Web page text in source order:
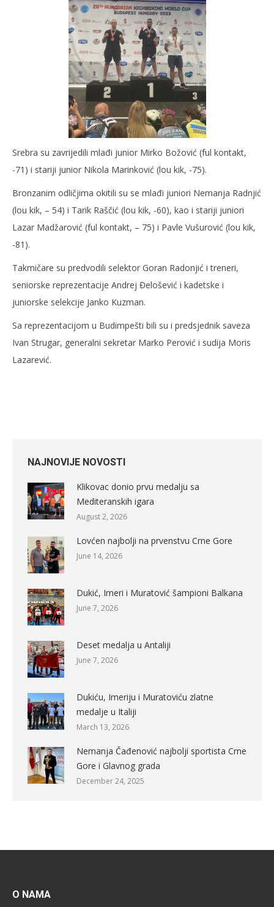
Srebra su zavrijedili mlađi junior Mirko Božović (ful kontakt,
-71) i stariji junior Nikola Marinković (lou kik, -75).
Bronzanim odličjima okitili su se mlađi juniori Nemanja Radnjić
(lou kik, – 54) i Tarik Raščić (lou kik, -60), kao i stariji juniori
Lazar Madžarović (ful kontakt, – 75) i Pavle Vušurović (lou kik,
-81).
Takmičare su predvodili selektor Goran Radonjić i treneri,
seniorske reprezentacije Andrej Đelošević i kadetske i
juniorske selekcije Janko Kuzman.
Sa reprezentacijom u Budimpešti bili su i predsjednik saveza
Ivan Strugar, generalni sekretar Marko Perović i sudija Moris
Lazarević.
NAJNOVIJE NOVOSTI
Klikovac donio prvu medalju sa
Mediteranskih igara
August 2, 2026
Lovćen najbolji na prvenstvu Crne Gore
June 14, 2026
Dukić, Imeri i Muratović šampioni Balkana
June 7, 2026
Deset medalja u Antaliji
June 7, 2026
Dukiću, Imeriju i Muratoviću zlatne
medalje u Italiji
March 13, 2026
Nemanja Čađenović najbolji sportista Crne
Gore i Glavnog grada
December 24, 2025
O NAMA